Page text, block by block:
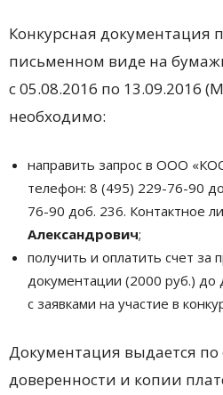
Конкурсная документация
письменном виде на
с 05.08.2016 по 13.09.2016
необходимо:
направить запрос в ООО
телефон: 8 (495) 229-76-90
76-90 доб. 236. Контактное
Александрович;
получить и оплатить счет за
документации (2000 руб.) до
с заявками на участие в
Документация выдается
доверенности и копии